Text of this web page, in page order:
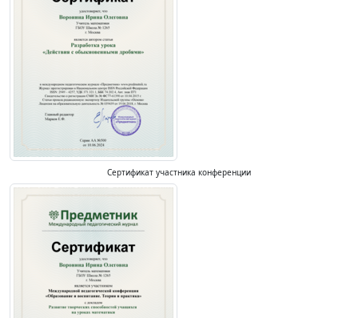
Сертификат участника конференции